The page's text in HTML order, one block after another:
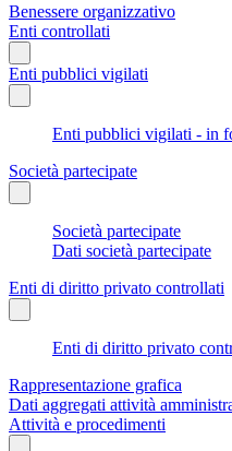
Benessere organizzativo
Enti controllati
Enti pubblici vigilati
Enti pubblici vigilati - in
Società partecipate
Società partecipate
Dati società partecipate
Enti di diritto privato controllati
Enti di diritto privato
Rappresentazione grafica
Dati aggregati attività
Attività e procedimenti